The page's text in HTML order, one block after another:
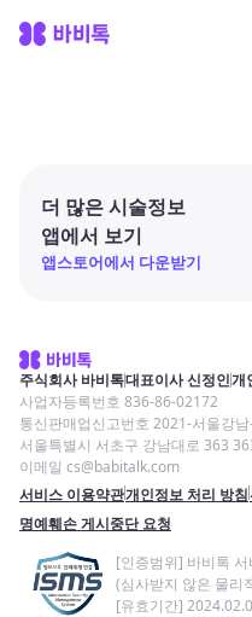
더 많은 시술정보
앱에서 보기
앱스토어에서 다운받기
주식회사 바비톡대표이사 신정인개
사업자등록번호 836-86-02172
통신판매업신고번호 2021-서울강
서울특별시 서초구 강남대로 363
이메일 cs@babitalk.com
서비스 이용약관개인정보 처리 방침
명예훼손 게시중단 요청
[인증범위] 바비톡 서
(심사받지 않은 물리
[유효기간]